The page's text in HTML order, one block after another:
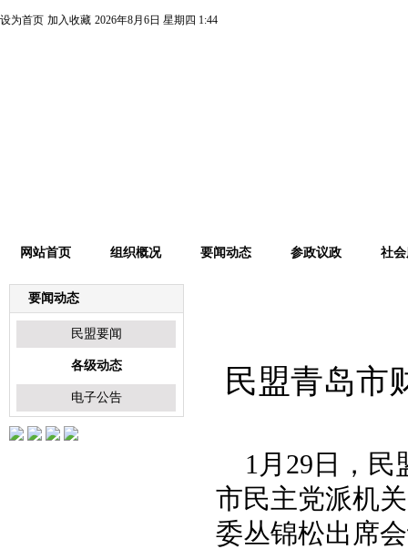
设为首页 加入收藏 2026年8月6日 星期四 1:44
网站首页 组织概况 要闻动态 参政议政 社
要闻动态
民盟要闻
各级动态
电子公告 民盟青岛市
1月29日，
市民主党派机
委丛锦松出席